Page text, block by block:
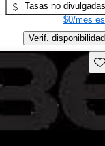
Tasas no divulgadas
$0/mes
Verif. disponibilidad